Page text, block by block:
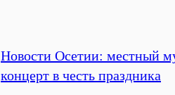
Новости Осетии: местный
концерт в честь праздника